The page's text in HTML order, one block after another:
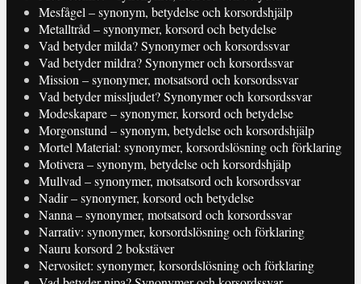
Mesfågel – synonym, betydelse och korsordshjälp
Metalltråd – synonymer, korsord och betydelse
Vad betyder milda? Synonymer och korsordssvar
Vad betyder mildra? Synonymer och korsordssvar
Mission – synonymer, motsatsord och korsordssvar
Vad betyder missljudet? Synonymer och korsordssvar
Modeskapare – synonymer, korsord och betydelse
Morgonstund – synonym, betydelse och korsordshjälp
Mortel Material: synonymer, korsordslösning och förklaring
Motivera – synonym, betydelse och korsordshjälp
Mullvad – synonymer, motsatsord och korsordssvar
Nadir – synonymer, korsord och betydelse
Nanna – synonymer, motsatsord och korsordssvar
Narrativ: synonymer, korsordslösning och förklaring
Nauru korsord 2 bokstäver
Nervositet: synonymer, korsordslösning och förklaring